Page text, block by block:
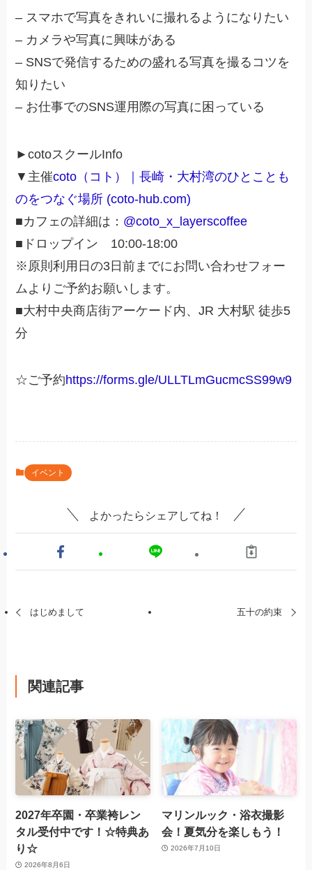
– スマホで写真をきれいに撮れるようになりたい
– カメラや写真に興味がある
– SNSで発信するための盛れる写真を撮るコツを
知りたい
– お仕事でのSNS運用際の写真に困っている
►cotoスクールInfo
▼主催coto（コト）｜長崎・大村湾のひとことも
のをつなぐ場所 (coto-hub.com)
■カフェの詳細は： @coto_x_layerscoffee
■ドロップイン 10:00-18:00
※原則利用日の3日前までにお問い合わせフォー
ムよりご予約お願いします。
■大村中央商店街アーケード内、JR 大村駅 徒歩5
分
☆ご予約https://forms.gle/ULLTLmGucmcSS99w9
イベント
よかったらシェアしてね！
はじめまして 五十の約束
関連記事
2027年卒園・卒業袴レン
タル受付中です！☆特典あ
り☆
2026年8月6日
マリンルック・浴衣撮影
会！夏気分を楽しもう！
2026年7月10日